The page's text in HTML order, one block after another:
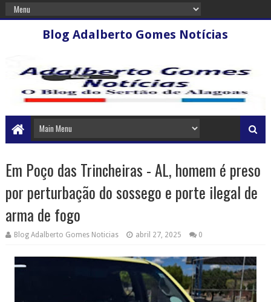
Blog Adalberto Gomes Notícias
Em Poço das Trincheiras - AL, homem é preso
por perturbação do sossego e porte ilegal de
arma de fogo
Blog Adalberto Gomes Noticias abril 27, 2025 0